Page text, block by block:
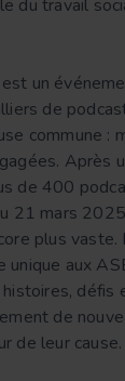
du travail
un
de
commune
Après
de 400
21 mars
plus vaste.
unique aux
défis
de
de leur cause.